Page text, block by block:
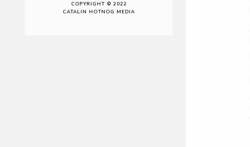
COPYRIGHT © 2022
CATALIN HOTNOG MEDIA